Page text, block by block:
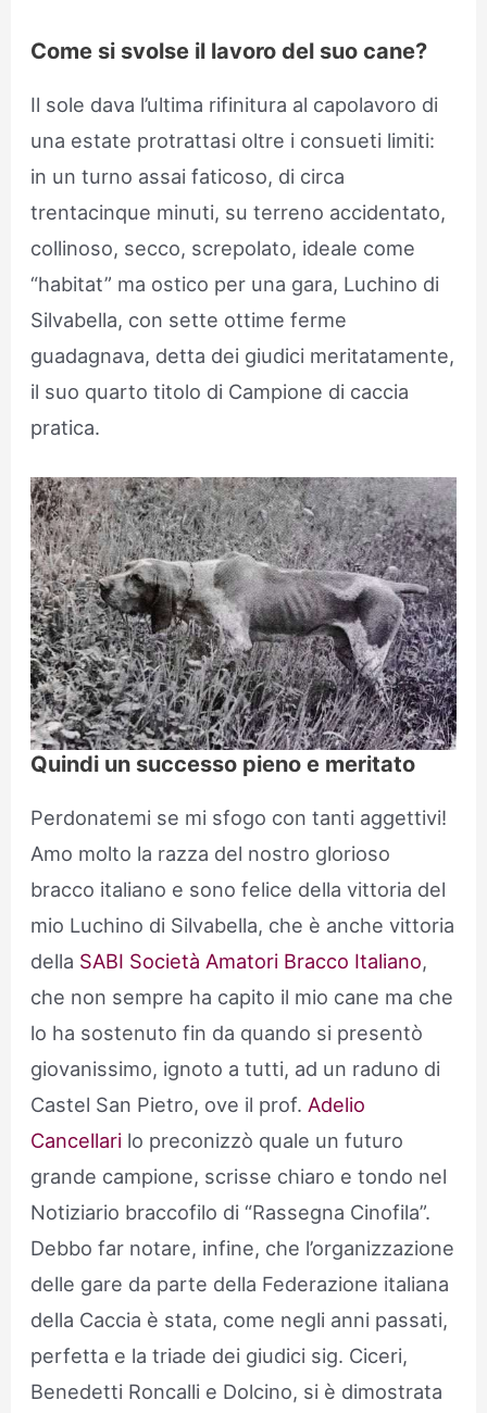
Come si svolse il lavoro del suo cane?
Il sole dava l’ultima rifinitura al capolavoro di
una estate protrattasi oltre i consueti limiti:
in un turno assai faticoso, di circa
trentacinque minuti, su terreno accidentato,
collinoso, secco, screpolato, ideale come
“habitat” ma ostico per una gara, Luchino di
Silvabella, con sette ottime ferme
guadagnava, detta dei giudici meritatamente,
il suo quarto titolo di Campione di caccia
pratica.
Quindi un successo pieno e meritato
Perdonatemi se mi sfogo con tanti aggettivi!
Amo molto la razza del nostro glorioso
bracco italiano e sono felice della vittoria del
mio Luchino di Silvabella, che è anche vittoria
della SABI Società Amatori Bracco Italiano,
che non sempre ha capito il mio cane ma che
lo ha sostenuto fin da quando si presentò
giovanissimo, ignoto a tutti, ad un raduno di
Castel San Pietro, ove il prof. Adelio
Cancellari lo preconizzò quale un futuro
grande campione, scrisse chiaro e tondo nel
Notiziario braccofilo di “Rassegna Cinofila”.
Debbo far notare, infine, che l’organizzazione
delle gare da parte della Federazione italiana
della Caccia è stata, come negli anni passati,
perfetta e la triade dei giudici sig. Ciceri,
Benedetti Roncalli e Dolcino, si è dimostrata